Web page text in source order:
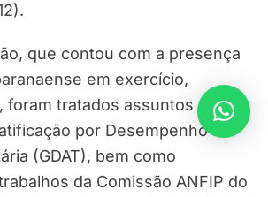
que contou com a presença
em exercício,
foram tratados assuntos
por Desempenho de
(GDAT), bem como
da Comissão ANFIP do